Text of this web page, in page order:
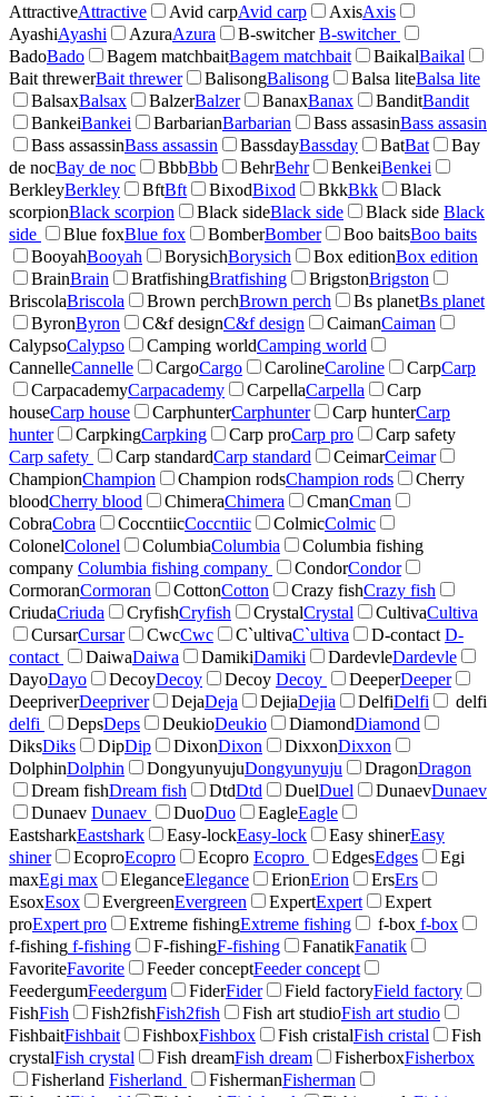
AttractiveAttractive Avid carpAvid carp AxisAxis
AyashiAyashi AzuraAzura B-switcherB-switcher
BadoBado Bagem matchbaitBagem matchbait BaikalBaikal
Bait threwerBait threwer BalisongBalisong Balsa liteBalsa lite
BalsaxBalsax BalzerBalzer BanaxBanax BanditBandit
BankeiBankei BarbarianBarbarian Bass assasinBass assasin
Bass assassinBass assassin BassdayBassday BatBat
Bay
de nocBay de noc BbbBbb BehrBehr BenkeiBenkei
BerkleyBerkley BftBft BixodBixod BkkBkk
Black
scorpionBlack scorpion Black sideBlack side Black side Black
side
Blue foxBlue fox BomberBomber Boo baitsBoo baits
BooyahBooyah BorysichBorysich Box editionBox edition
BrainBrain BratfishingBratfishing BrigstonBrigston
BriscolaBriscola Brown perchBrown perch Bs planetBs planet
ByronByron C&f designC&f design CaimanCaiman
CalypsoCalypso Camping worldCamping world
CannelleCannelle CargoCargo CarolineCaroline CarpCarp
CarpacademyCarpacademy CarpellaCarpella
Carp
houseCarp house CarphunterCarphunter Carp hunterCarp
hunter
CarpkingCarpking Carp proCarp pro
Carp safety
Carp safety
Carp standardCarp standard CeimarCeimar
ChampionChampion Champion rodsChampion rods
Cherry
bloodCherry blood ChimeraChimera CmanCman
CobraCobra CoccntiicCoccntiic ColmicColmic
ColonelColonel ColumbiaColumbia
Columbia fishing
company Columbia fishing company CondorCondor
CormoranCormoran CottonCotton Crazy fishCrazy fish
CriudaCriuda CryfishCryfish CrystalCrystal CultivaCultiva
CursarCursar CwcCwc C`ultivaC`ultiva D-contact D-
contact
DaiwaDaiwa DamikiDamiki DardevleDardevle
DayoDayo DecoyDecoy Decoy Decoy DeeperDeeper
DeepriverDeepriver DejaDeja DejiaDejia DelfiDelfi
delfi
delfi
DepsDeps DeukioDeukio DiamondDiamond
DiksDiks DipDip DixonDixon DixxonDixxon
DolphinDolphin DongyunyujuDongyunyuju DragonDragon
Dream fishDream fish DtdDtd DuelDuel DunaevDunaev
Dunaev Dunaev DuoDuo EagleEagle
EastsharkEastshark Easy-lockEasy-lock Easy shinerEasy
shiner
EcoproEcopro Ecopro Ecopro EdgesEdges
Egi
maxEgi max EleganceElegance ErionErion ErsErs
EsoxEsox EvergreenEvergreen ExpertExpert
Expert
proExpert pro Extreme fishingExtreme fishing f-box f-box
f-fishing f-fishing F-fishingF-fishing FanatikFanatik
FavoriteFavorite Feeder conceptFeeder concept
FeedergumFeedergum FiderFider Field factoryField factory
FishFish Fish2fishFish2fish Fish art studioFish art studio
FishbaitFishbait FishboxFishbox Fish cristalFish cristal
Fish
crystalFish crystal Fish dreamFish dream FisherboxFisherbox
Fisherland Fisherland FishermanFisherman